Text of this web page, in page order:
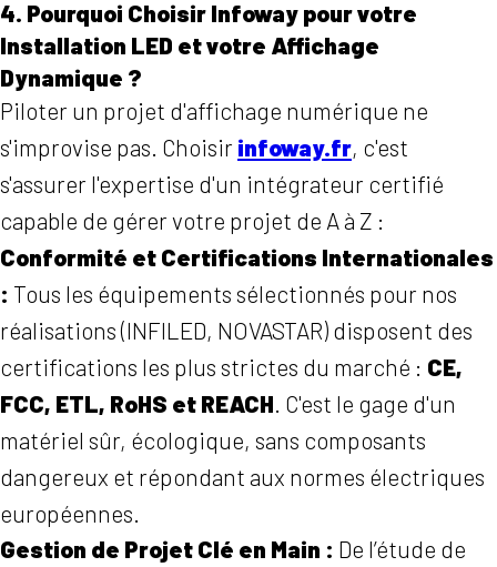
4. Pourquoi Choisir Infoway pour votre
Installation LED et votre Affichage
Dynamique ?
Piloter un projet d'affichage numérique ne
s'improvise pas. Choisir infoway.fr, c'est
s'assurer l'expertise d'un intégrateur certifié
capable de gérer votre projet de A à Z :
Conformité et Certifications Internationales
: Tous les équipements sélectionnés pour nos
réalisations (INFILED, NOVASTAR) disposent des
certifications les plus strictes du marché : CE,
FCC, ETL, RoHS et REACH . C'est le gage d'un
matériel sûr, écologique, sans composants
dangereux et répondant aux normes électriques
européennes.
Gestion de Projet Clé en Main : De l’étude de